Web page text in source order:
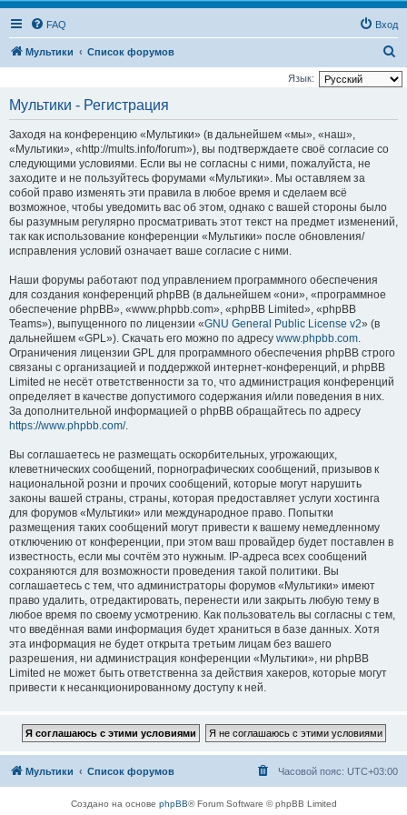
FAQ Вход
Мультики Список форумов
о
Язык:
Мультики - Регистрация
Заходя на конференцию «Мультики» (в дальнейшем «мы», «наш»,
«Мультики», «http://mults.info/forum»), вы подтверждаете своё согласие со
следующими условиями. Если вы не согласны с ними, пожалуйста, не
заходите и не пользуйтесь форумами «Мультики». Мы оставляем за
собой право изменять эти правила в любое время и сделаем всё
возможное, чтобы уведомить вас об этом, однако с вашей стороны было
бы разумным регулярно просматривать этот текст на предмет изменений,
так как использование конференции «Мультики» после обновления/
исправления условий означает ваше согласие с ними.
Наши форумы работают под управлением программного обеспечения
для создания конференций phpBB (в дальнейшем «они», «программное
обеспечение phpBB», «www.phpbb.com», «phpBB Limited», «phpBB
Teams»), выпущенного по лицензии «GNU General Public License v2» (в
дальнейшем «GPL»). Скачать его можно по адресу www.phpbb.com.
Ограничения лицензии GPL для программного обеспечения phpBB строго
связаны с организацией и поддержкой интернет-конференций, и phpBB
Limited не несёт ответственности за то, что администрация конференций
определяет в качестве допустимого содержания и/или поведения в них.
За дополнительной информацией о phpBB обращайтесь по адресу
https://www.phpbb.com/.
Вы соглашаетесь не размещать оскорбительных, угрожающих,
клеветнических сообщений, порнографических сообщений, призывов к
национальной розни и прочих сообщений, которые могут нарушить
законы вашей страны, страны, которая предоставляет услуги хостинга
для форумов «Мультики» или международное право. Попытки
размещения таких сообщений могут привести к вашему немедленному
отключению от конференции, при этом ваш провайдер будет поставлен в
известность, если мы сочтём это нужным. IP-адреса всех сообщений
сохраняются для возможности проведения такой политики. Вы
соглашаетесь с тем, что администраторы форумов «Мультики» имеют
право удалить, отредактировать, перенести или закрыть любую тему в
любое время по своему усмотрению. Как пользователь вы согласны с тем,
что введённая вами информация будет храниться в базе данных. Хотя
эта информация не будет открыта третьим лицам без вашего
разрешения, ни администрация конференции «Мультики», ни phpBB
Limited не может быть ответственна за действия хакеров, которые могут
привести к несанкционированному доступу к ней.
Мультики Список форумов Часовой пояс: UTC+03:00
Создано на основе phpBB® Forum Software © phpBB Limited